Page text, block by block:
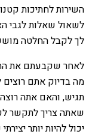
השירות לחתיכות
לשאול שאלות לגבי
לך לקבל החלטה
לאחר שקבעתם את
מה בדיוק אתם רוצים
תגיש, והאם אתה
שאתה צריך לתקשר
יכול להיות יותר